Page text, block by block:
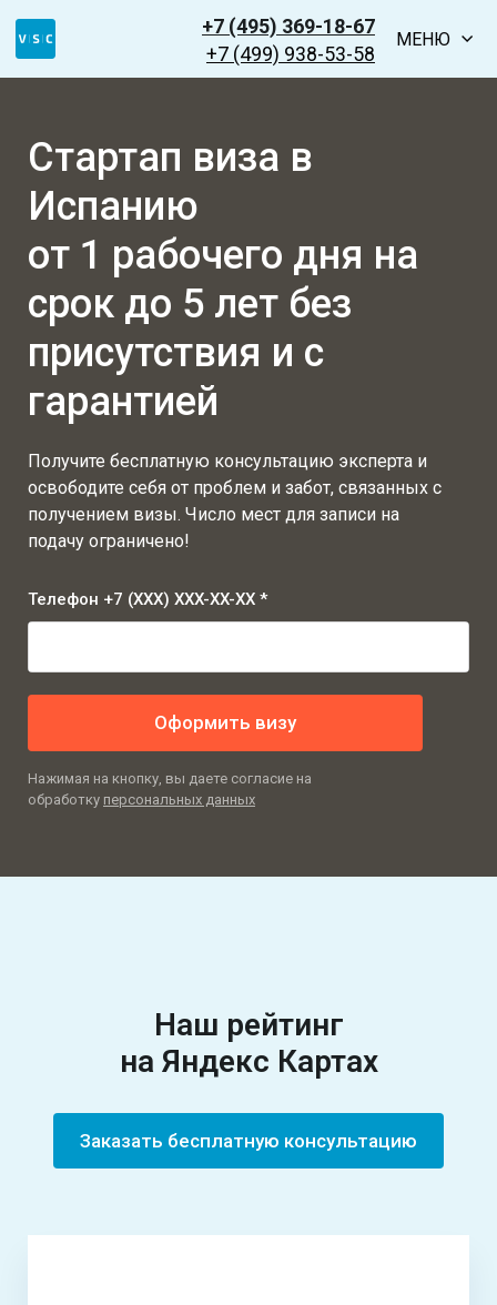
+7 (495) 369-18-67
+7 (499) 938-53-58
МЕНЮ
Стартап виза в
Испанию
от 1 рабочего дня на
срок до 5 лет без
присутствия и с
гарантией
Получите бесплатную консультацию эксперта и
освободите себя от проблем и забот, связанных с
получением визы. Число мест для записи на
подачу ограничено!
Телефон +7 (XXX) XXX-XX-XX *
Оформить визу
Нажимая на кнопку, вы даете согласие на
обработку персональных данных
Наш рейтинг
на Яндекс Картах
Заказать бесплатную консультацию